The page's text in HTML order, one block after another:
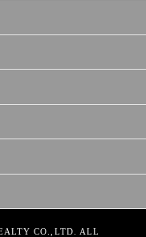
CO.,LTD. ALL